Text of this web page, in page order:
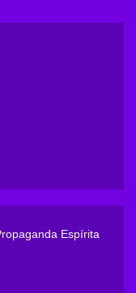
Espírita